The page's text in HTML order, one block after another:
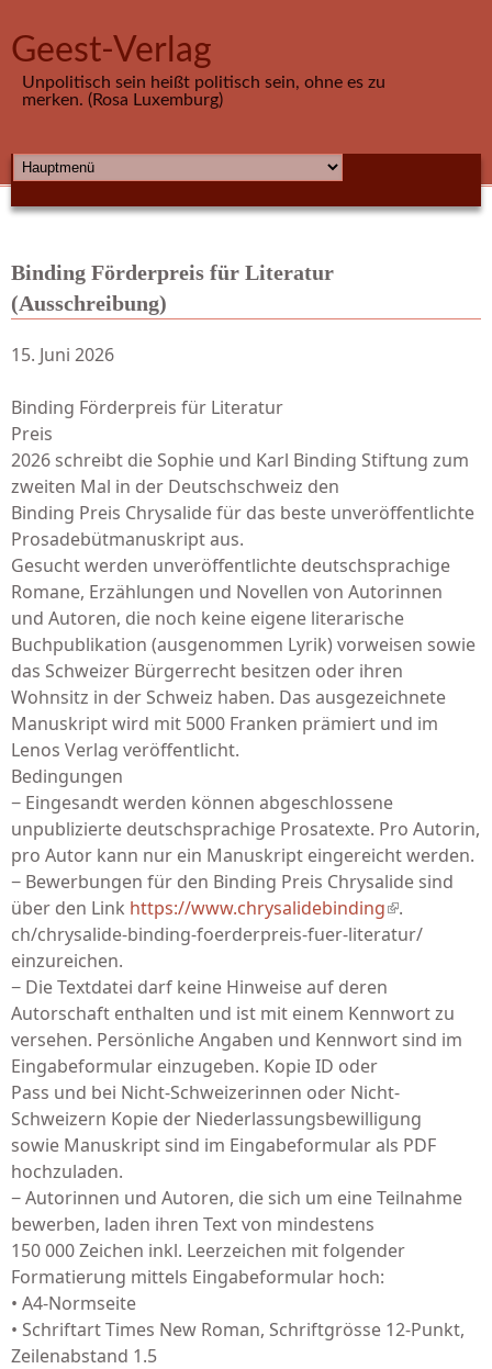
Geest-Verlag
Unpolitisch sein heißt politisch sein, ohne es zu
merken. (Rosa Luxemburg)
HAUPTMENÜ
Binding Förderpreis für Literatur
(Ausschreibung)
15. Juni 2026
Binding Förderpreis für Literatur
Preis
2026 schreibt die Sophie und Karl Binding Stiftung zum
zweiten Mal in der Deutschschweiz den
Binding Preis Chrysalide für das beste unveröffentlichte
Prosadebütmanuskript aus.
Gesucht werden unveröffentlichte deutschsprachige
Romane, Erzählungen und Novellen von Autorinnen
und Autoren, die noch keine eigene literarische
Buchpublikation (ausgenommen Lyrik) vorweisen sowie
das Schweizer Bürgerrecht besitzen oder ihren
Wohnsitz in der Schweiz haben. Das ausgezeichnete
Manuskript wird mit 5000 Franken prämiert und im
Lenos Verlag veröffentlicht.
Bedingungen
− Eingesandt werden können abgeschlossene
unpublizierte deutschsprachige Prosatexte. Pro Autorin,
pro Autor kann nur ein Manuskript eingereicht werden.
− Bewerbungen für den Binding Preis Chrysalide sind
über den Link https://www.chrysalidebinding(link is
external)
.
ch/chrysalide-binding-foerderpreis-fuer-literatur/
einzureichen.
− Die Textdatei darf keine Hinweise auf deren
Autorschaft enthalten und ist mit einem Kennwort zu
versehen. Persönliche Angaben und Kennwort sind im
Eingabeformular einzugeben. Kopie ID oder
Pass und bei Nicht-Schweizerinnen oder Nicht-
Schweizern Kopie der Niederlassungsbewilligung
sowie Manuskript sind im Eingabeformular als PDF
hochzuladen.
− Autorinnen und Autoren, die sich um eine Teilnahme
bewerben, laden ihren Text von mindestens
150 000 Zeichen inkl. Leerzeichen mit folgender
Formatierung mittels Eingabeformular hoch:
• A4-Normseite
• Schriftart Times New Roman, Schriftgrösse 12-Punkt,
Zeilenabstand 1.5